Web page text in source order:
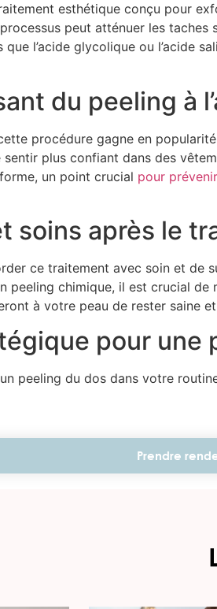
esthétique conçu pour
peut atténuer les
que l’acide glycolique ou l’acide
du peeling à
procédure gagne en
plus confiant dans des
un point crucial pour
soins après le
ce traitement avec soin et de
peeling chimique, il est crucial
à votre peau de rester saine
pour une
peeling du dos dans votre
Prendre